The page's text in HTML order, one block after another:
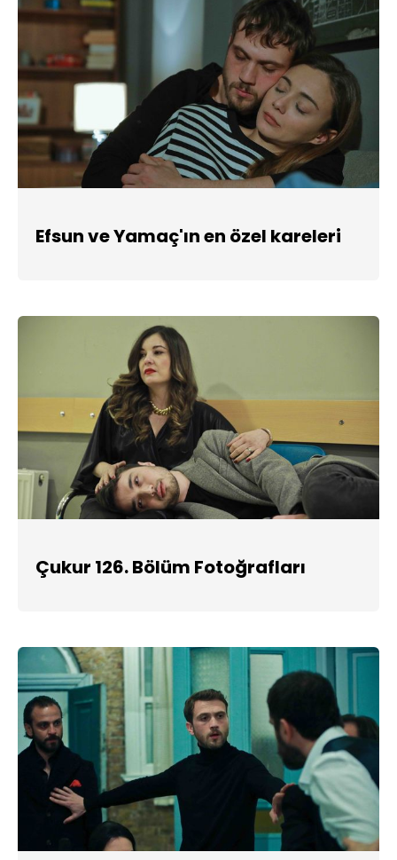
Efsun ve Yamaç'ın en özel kareleri
Çukur 126. Bölüm Fotoğrafları